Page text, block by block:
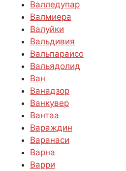
Валледупар
Валмиера
Валуйки
Вальдивия
Вальпараисо
Вальядолид
Ван
Ванадзор
Ванкувер
Вантаа
Вараждин
Варанаси
Варна
Варри